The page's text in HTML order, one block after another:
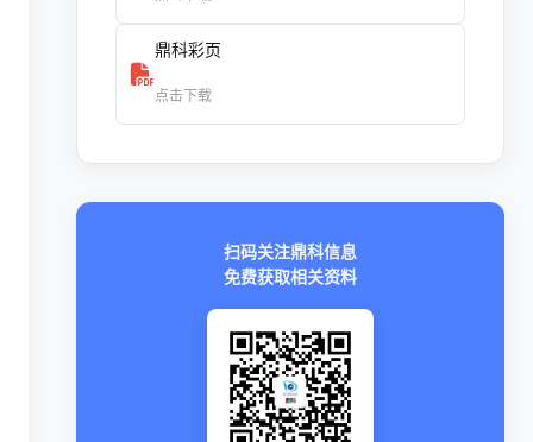
鼎科彩页
点击下载
扫码关注鼎科信息
免费获取相关资料